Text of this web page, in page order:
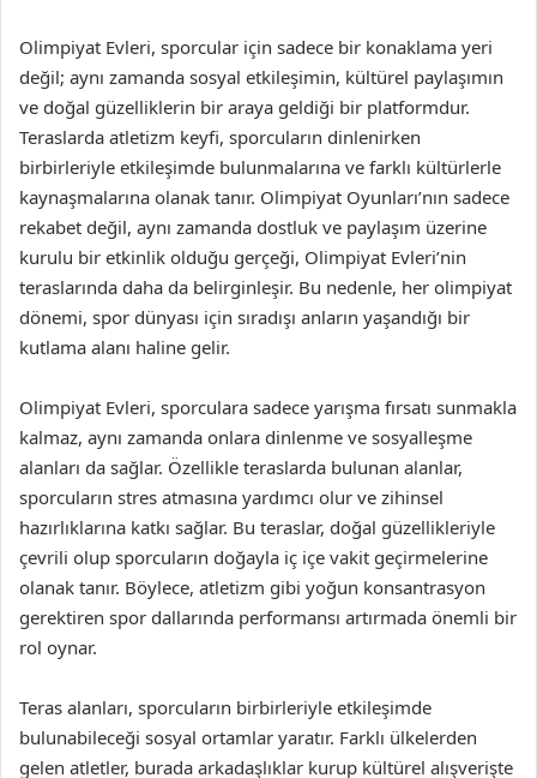
Olimpiyat Evleri, sporcular için sadece bir konaklama yeri
değil; aynı zamanda sosyal etkileşimin, kültürel paylaşımın
ve doğal güzelliklerin bir araya geldiği bir platformdur.
Teraslarda atletizm keyfi, sporcuların dinlenirken
birbirleriyle etkileşimde bulunmalarına ve farklı kültürlerle
kaynaşmalarına olanak tanır. Olimpiyat Oyunları’nın sadece
rekabet değil, aynı zamanda dostluk ve paylaşım üzerine
kurulu bir etkinlik olduğu gerçeği, Olimpiyat Evleri’nin
teraslarında daha da belirginleşir. Bu nedenle, her olimpiyat
dönemi, spor dünyası için sıradışı anların yaşandığı bir
kutlama alanı haline gelir.
Olimpiyat Evleri, sporculara sadece yarışma fırsatı sunmakla
kalmaz, aynı zamanda onlara dinlenme ve sosyalleşme
alanları da sağlar. Özellikle teraslarda bulunan alanlar,
sporcuların stres atmasına yardımcı olur ve zihinsel
hazırlıklarına katkı sağlar. Bu teraslar, doğal güzellikleriyle
çevrili olup sporcuların doğayla iç içe vakit geçirmelerine
olanak tanır. Böylece, atletizm gibi yoğun konsantrasyon
gerektiren spor dallarında performansı artırmada önemli bir
rol oynar.
Teras alanları, sporcuların birbirleriyle etkileşimde
bulunabileceği sosyal ortamlar yaratır. Farklı ülkelerden
gelen atletler, burada arkadaşlıklar kurup kültürel alışverişte